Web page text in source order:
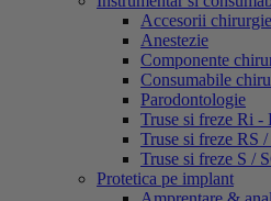
Accesorii chirurgie
Anestezie
Componente
Consumabile
Parodontologie
Truse si freze Ri -
Truse si freze RS
Truse si freze S /
Protetica pe implant